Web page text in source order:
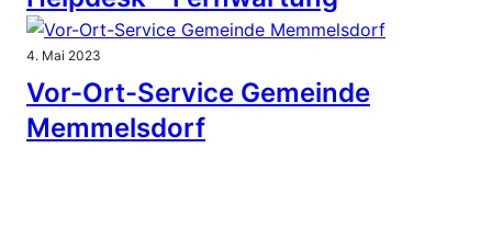
4. Mai 2023
Vor-Ort-Service Gemeinde
Memmelsdorf